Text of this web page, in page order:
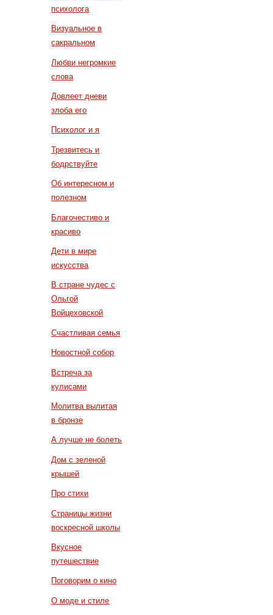
психолога
Визуальное в
сакральном
Любви негромкие
слова
Довлеет дневи
злоба его
Психолог и я
Трезвитесь и
бодрствуйте
Об интересном и
полезном
Благочестиво и
красиво
Дети в мире
искусства
В стране чудес с
Ольгой
Войцеховской
Счастливая семья
Новостной собор
Встреча за
кулисами
Молитва вылитая
в бронзе
А лучше не болеть
Дом с зеленой
крышей
Про стихи
Страницы жизни
воскресной школы
Вкусное
путешествие
Поговорим о кино
О моде и стиле